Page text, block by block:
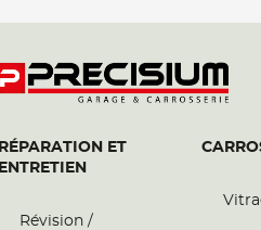
RÉPARATION ET
ENTRETIEN
Révision /